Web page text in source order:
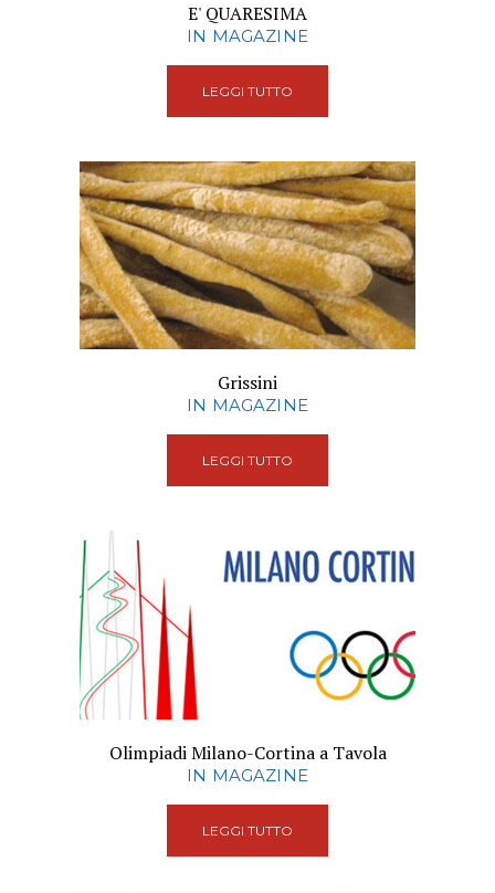
E' QUARESIMA
IN MAGAZINE
LEGGI TUTTO
Grissini
IN MAGAZINE
LEGGI TUTTO
Olimpiadi Milano-Cortina a Tavola
IN MAGAZINE
LEGGI TUTTO